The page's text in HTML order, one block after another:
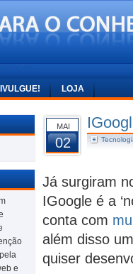
LOJA
e
MAI
02
Já surgiram
IGoogle é a
conta com
além disso
quiser